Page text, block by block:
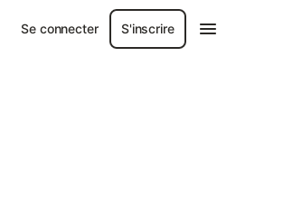
Se connecter S'inscrire